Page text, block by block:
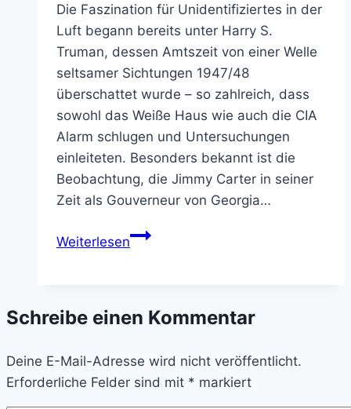
Die Faszination für Unidentifiziertes in der
Luft begann bereits unter Harry S.
Truman, dessen Amtszeit von einer Welle
seltsamer Sichtungen 1947/48
überschattet wurde – so zahlreich, dass
sowohl das Weiße Haus wie auch die CIA
Alarm schlugen und Untersuchungen
einleiteten. Besonders bekannt ist die
Beobachtung, die Jimmy Carter in seiner
Zeit als Gouverneur von Georgia…
WeiterlesenUFO-
Präsidenten
Schreibe einen Kommentar
Deine E-Mail-Adresse wird nicht veröffentlicht.
Erforderliche Felder sind mit * markiert